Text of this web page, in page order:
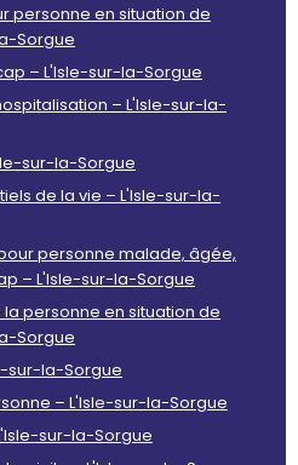
personne en situation de
Sorgue
– L'Isle-sur-la-Sorgue
– L'Isle-sur-la-
sur-la-Sorgue
de la vie – L'Isle-sur-la-
personne malade, âgée,
– L'Isle-sur-la-Sorgue
personne en situation de
Sorgue
sur-la-Sorgue
– L'Isle-sur-la-Sorgue
sur-la-Sorgue